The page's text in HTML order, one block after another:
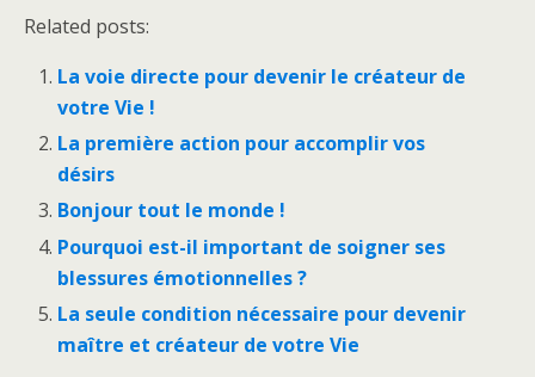
Related posts:
La voie directe pour devenir le créateur de
votre Vie !
La première action pour accomplir vos
désirs
Bonjour tout le monde !
Pourquoi est-il important de soigner ses
blessures émotionnelles ?
La seule condition nécessaire pour devenir
maître et créateur de votre Vie